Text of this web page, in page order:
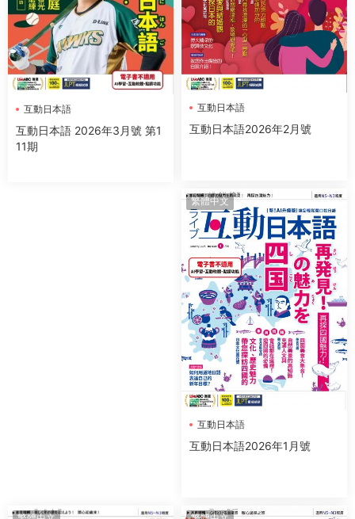
互動日本語
互動日本語 2026年3月號 第1
11期
互動日本語
互動日本語2026年2月號
繁體中文
互動日本語
互動日本語2026年1月號